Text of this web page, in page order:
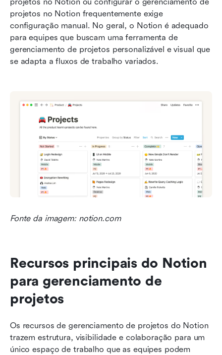
projetos no Notion frequentemente exige
configuração manual. No geral, o Notion é adequado
para equipes que buscam uma ferramenta de
gerenciamento de projetos personalizável e visual que
se adapta a fluxos de trabalho variados.
Fonte da imagem: notion.com
Recursos principais do Notion
para gerenciamento de
projetos
Os recursos de gerenciamento de projetos do Notion
trazem estrutura, visibilidade e colaboração para um
único espaço de trabalho que as equipes podem